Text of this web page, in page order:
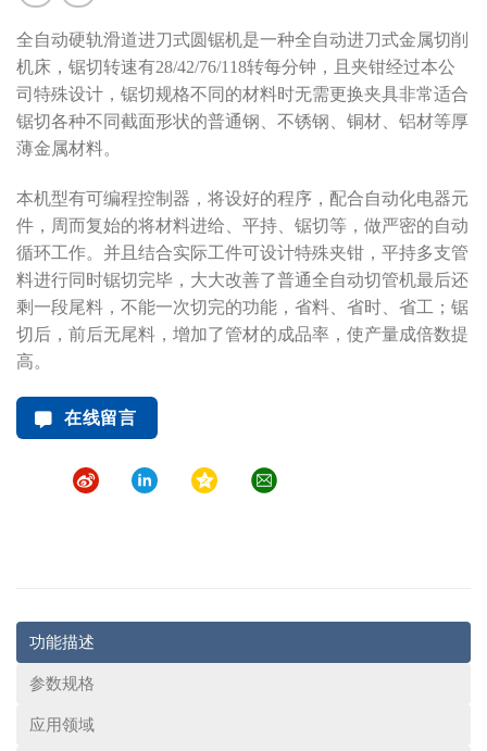
全自动硬轨滑道进刀式圆锯机是一种全自动进刀式金属切削
机床，锯切转速有28/42/76/118转每分钟，且夹钳经过本公
司特殊设计，锯切规格不同的材料时无需更换夹具非常适合
锯切各种不同截面形状的普通钢、不锈钢、铜材、铝材等厚
薄金属材料。
本机型有可编程控制器，将设好的程序，配合自动化电器元
件，周而复始的将材料进给、平持、锯切等，做严密的自动
循环工作。并且结合实际工件可设计特殊夹钳，平持多支管
料进行同时锯切完毕，大大改善了普通全自动切管机最后还
剩一段尾料，不能一次切完的功能，省料、省时、省工；锯
切后，前后无尾料，增加了管材的成品率，使产量成倍数提
高。
在线留言
功能描述
参数规格
应用领域